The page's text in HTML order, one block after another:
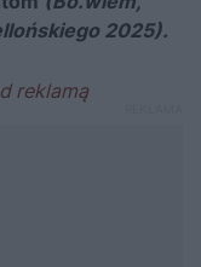
2025).